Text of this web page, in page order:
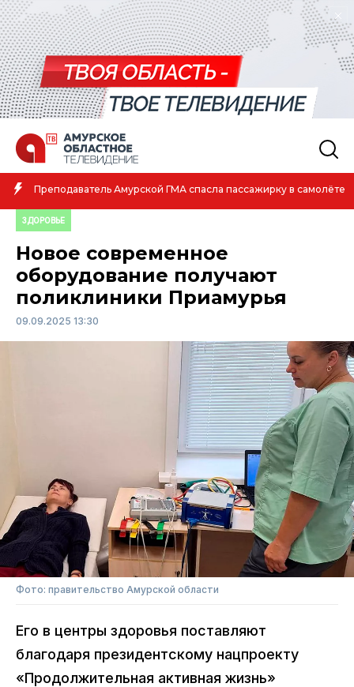
Амурская спортсменка выиграла первенство России по
атлетике
ЗДОРОВЬЕ
Новое современное
оборудование получают
поликлиники Приамурья
09.09.2025 13:30
Фото: правительство Амурской области
Его в центры здоровья поставляют
благодаря президентскому нацпроекту
«Продолжительная активная жизнь»